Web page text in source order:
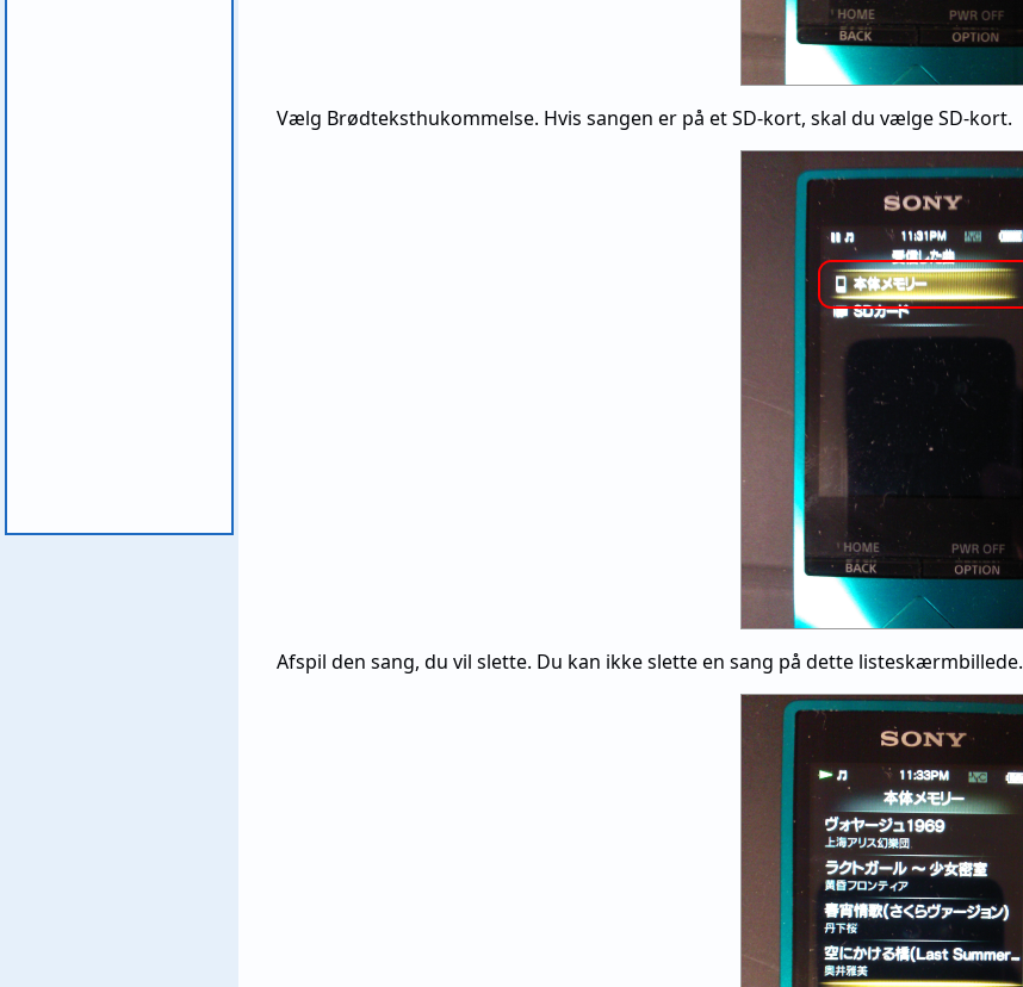
Vælg Brødteksthukommelse. Hvis sangen er på et SD-kort, skal du vælge SD-kort.
Afspil den sang, du vil slette. Du kan ikke slette en sang på dette listeskærmbillede.